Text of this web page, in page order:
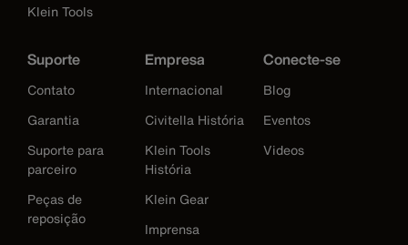
Klein Tools
Suporte
Contato
Garantia
Suporte para
parceiro
Peças de
reposição
Empresa
Internacional
Civitella História
Klein Tools
História
Klein Gear
Imprensa
Conecte-se
Blog
Eventos
Videos